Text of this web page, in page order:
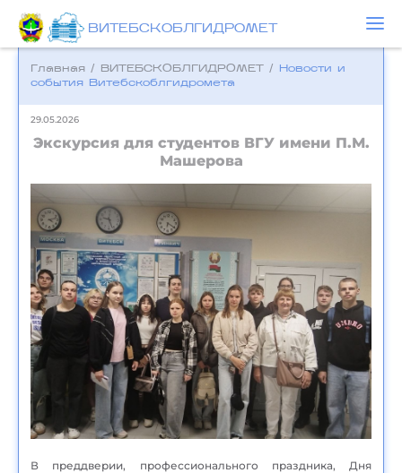
ВИТЕБСКОБЛГИДРОМЕТ
Главная / ВИТЕБСКОБЛГИДРОМЕТ /
Новости и
события Bитебскоблгидромета
29.05.2026
Экскурсия для студентов ВГУ имени П.М.
Машерова
В преддверии, профессионального праздника, Дня